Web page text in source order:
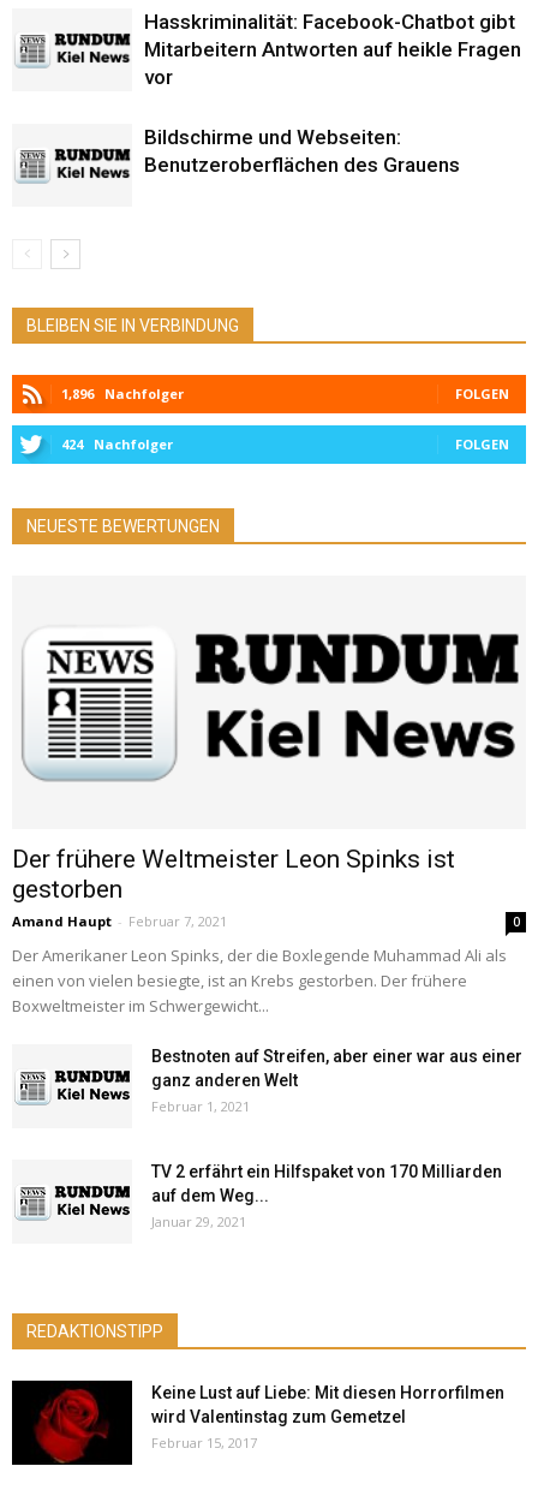
Hasskriminalität: Facebook-Chatbot gibt
Mitarbeitern Antworten auf heikle Fragen
vor
Bildschirme und Webseiten:
Benutzeroberflächen des Grauens
BLEIBEN SIE IN VERBINDUNG
1,896 Nachfolger FOLGEN
424 Nachfolger FOLGEN
NEUESTE BEWERTUNGEN
Der frühere Weltmeister Leon Spinks ist
gestorben
Amand Haupt - Februar 7, 2021 0
Der Amerikaner Leon Spinks, der die Boxlegende Muhammad Ali als
einen von vielen besiegte, ist an Krebs gestorben. Der frühere
Boxweltmeister im Schwergewicht...
Bestnoten auf Streifen, aber einer war aus einer
ganz anderen Welt
Februar 1, 2021
TV 2 erfährt ein Hilfspaket von 170 Milliarden
auf dem Weg...
Januar 29, 2021
REDAKTIONSTIPP
Keine Lust auf Liebe: Mit diesen Horrorfilmen
wird Valentinstag zum Gemetzel
Februar 15, 2017